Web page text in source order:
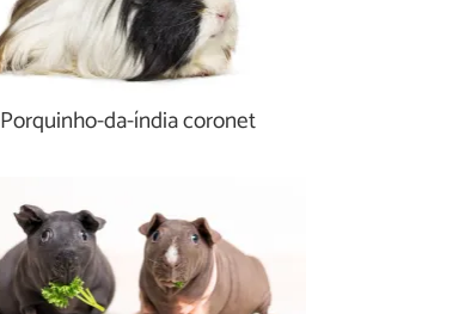
Porquinho-da-índia coronet